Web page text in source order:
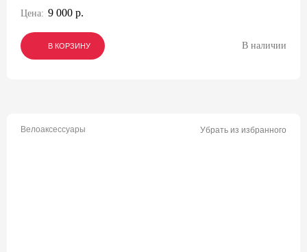
Цена: 9 000 р.
В КОРЗИНУ
В КОРЗИНУ
В КОРЗИНУ В наличии
Велоаксессуары Убрать из избранного